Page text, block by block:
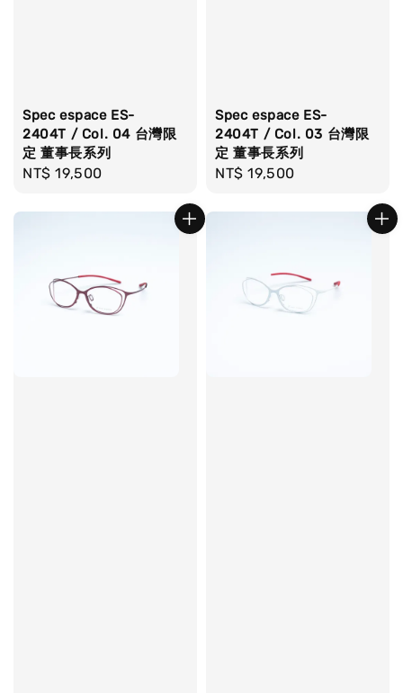
Spec espace ES-
2404T / Col. 04 台灣限
定 董事長系列
Regular
NT$ 19,500
Spec espace ES-
2404T / Col. 03 台灣限
定 董事長系列
Regular
NT$ 19,500